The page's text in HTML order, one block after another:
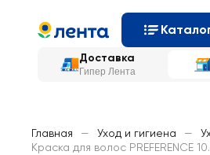
Доставка
Гипер Лента
Главная — Уход и гигиена —
Краска для волос